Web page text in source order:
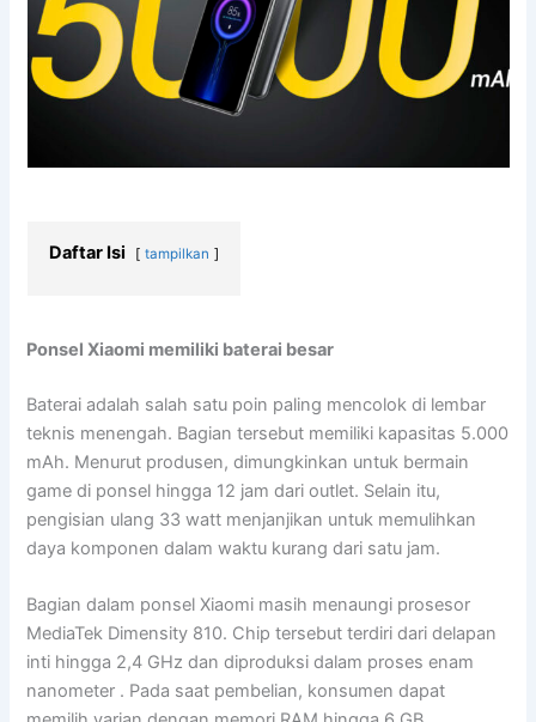
Daftar Isi tampilkan
Ponsel Xiaomi memiliki baterai besar
Baterai adalah salah satu poin paling mencolok di lembar
teknis menengah. Bagian tersebut memiliki kapasitas 5.000
mAh. Menurut produsen, dimungkinkan untuk bermain
game di ponsel hingga 12 jam dari outlet. Selain itu,
pengisian ulang 33 watt menjanjikan untuk memulihkan
daya komponen dalam waktu kurang dari satu jam.
Bagian dalam ponsel Xiaomi masih menaungi prosesor
MediaTek Dimensity 810. Chip tersebut terdiri dari delapan
inti hingga 2,4 GHz dan diproduksi dalam proses enam
nanometer . Pada saat pembelian, konsumen dapat